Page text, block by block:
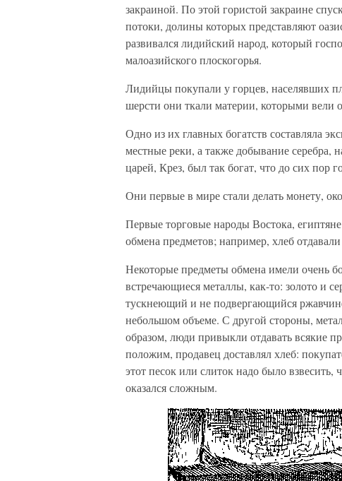
закраиной. По этой гористой закраине
потоки, долины которых представляют
развивался лидийский народ, который
малоазийского плоскогорья.
Лидийцы покупали у горцев, населявших
шерсти они ткали материи, которыми
Одно из их главных богатств составляла
местные реки, а также добывание серебра,
царей, Крез, был так богат, что до сих пор
Они первые в мире стали делать монету,
Первые торговые народы Востока,
обмена предметов; например, хлеб
Некоторые предметы обмена имели очень
встречающиеся металлы, как-то: золото и
тускнеющий и не подвергающийся
небольшом объеме. С другой стороны,
образом, люди привыкли отдавать всякие
положим, продавец доставлял хлеб:
этот песок или слиток надо было взвесить,
оказался сложным.